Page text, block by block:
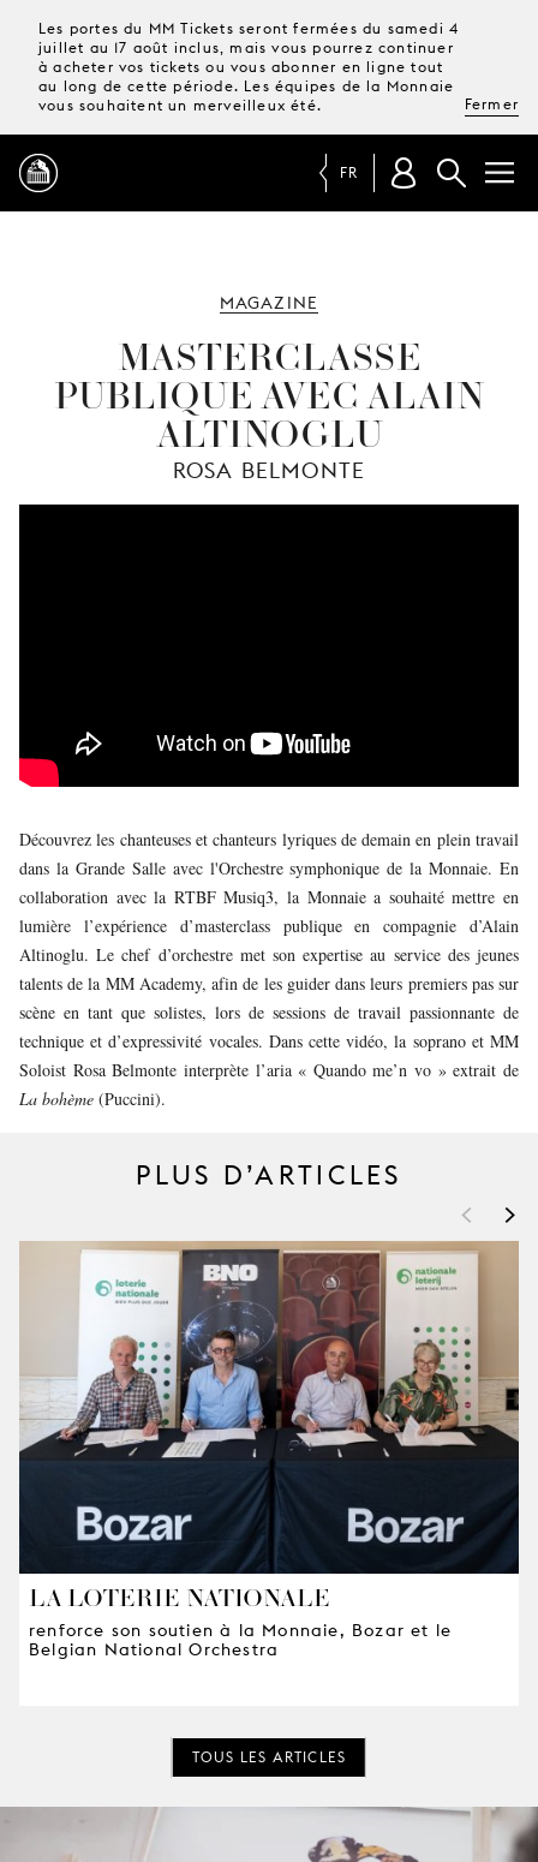
Les portes du MM Tickets seront fermées du samedi 4
juillet au 17 août inclus, mais vous pourrez continuer
à acheter vos tickets ou vous abonner en ligne tout
au long de cette période. Les équipes de la Monnaie
vous souhaitent un merveilleux été.
Fermer
TICKETS &
ABONNEMENTS
VOTRE
SOUTENIR
FR
MAGAZINE
MASTERCLASSE
PUBLIQUE AVEC ALAIN
ALTINOGLU
ROSA BELMONTE
Découvrez les chanteuses et chanteurs lyriques de demain en plein travail
dans la Grande Salle avec l'Orchestre symphonique de la Monnaie. En
collaboration avec la RTBF Musiq3, la Monnaie a souhaité mettre en
lumière l’expérience d’masterclass publique en compagnie d’Alain
Altinoglu. Le chef d’orchestre met son expertise au service des jeunes
talents de la MM Academy, afin de les guider dans leurs premiers pas sur
scène en tant que solistes, lors de sessions de travail passionnante de
technique et d’expressivité vocales. Dans cette vidéo, la soprano et MM
Soloist Rosa Belmonte interprète l’aria « Quando me’n vo » extrait de
La bohème (Puccini).
PLUS D’ARTICLES
< >
LA LOTERIE NATIONALE
renforce son soutien à la Monnaie, Bozar et le
Belgian National Orchestra
TOUS LES ARTICLES